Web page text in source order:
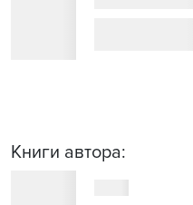
Книги автора: